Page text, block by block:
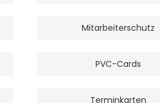
Mitarbeiterschutz
PVC-Cards
Terminkarten